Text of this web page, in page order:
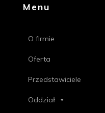
Menu
O firmie
Oferta
Przedstawiciele
Oddział